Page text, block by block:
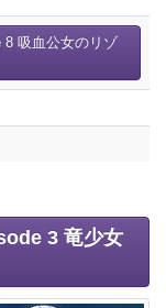
8 吸血公女のリゾ
3 竜少女